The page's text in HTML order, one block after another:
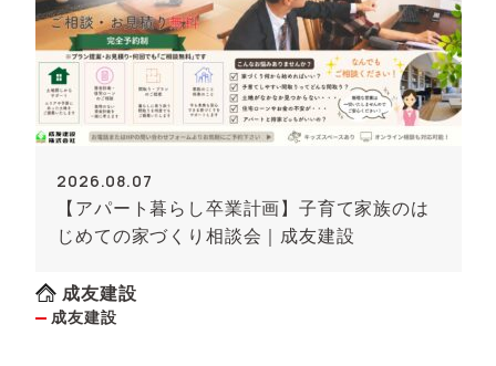
2026.08.07
【アパート暮らし卒業計画】子育て家族のは
じめての家づくり相談会｜成友建設
成友建設
成友建設